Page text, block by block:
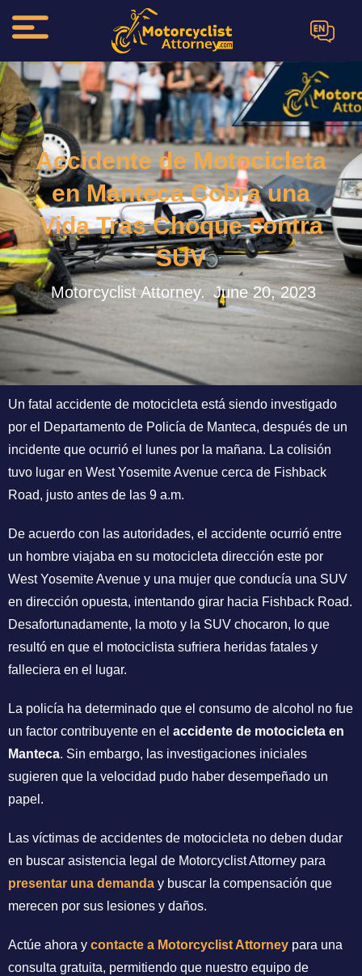
EN
Accidente de Motocicleta
en Manteca Cobra una
Vida Tras Choque contra
SUV
Motorcyclist Attorney. June 20, 2023
Un fatal accidente de motocicleta está siendo investigado
por el Departamento de Policía de Manteca, después de un
incidente que ocurrió el lunes por la mañana. La colisión
tuvo lugar en West Yosemite Avenue cerca de Fishback
Road, justo antes de las 9 a.m.
De acuerdo con las autoridades, el accidente ocurrió entre
un hombre viajaba en su motocicleta dirección este por
West Yosemite Avenue y una mujer que conducía una SUV
en dirección opuesta, intentando girar hacia Fishback Road.
Desafortunadamente, la moto y la SUV chocaron, lo que
resultó en que el motociclista sufriera heridas fatales y
falleciera en el lugar.
La policía ha determinado que el consumo de alcohol no fue
un factor contribuyente en el accidente de motocicleta en
Manteca. Sin embargo, las investigaciones iniciales
sugieren que la velocidad pudo haber desempeñado un
papel.
Las víctimas de accidentes de motocicleta no deben dudar
en buscar asistencia legal de Motorcyclist Attorney para
presentar una demanda y buscar la compensación que
merecen por sus lesiones y daños.
Actúe ahora y contacte a Motorcyclist Attorney para una
consulta gratuita, permitiendo que nuestro equipo de